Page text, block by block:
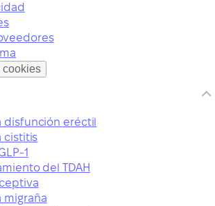
cookies
disfunción eréctil
cistitis
1
del TDAH
migraña